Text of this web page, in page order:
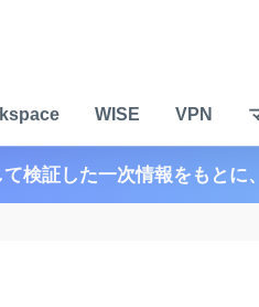
WISE VPN
検証した一次情報をもとに